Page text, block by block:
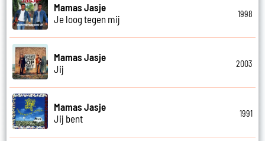
Mamas Jasje
Je loog tegen mij
1998
Mamas Jasje
Jij
2003
Mamas Jasje
Jij bent
1991